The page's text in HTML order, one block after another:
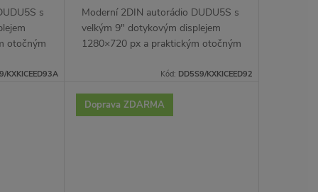
s
otočným
KXKICEED93A
Moderní 2DIN autorádio DUDU5S s
velkým 9" dotykovým displejem
1280×720 px a praktickým otočným
intuitivní ovládání během jízdy.
Operační systém...
Kód: DD5S9/KXKICEED92
Doprava ZDARMA